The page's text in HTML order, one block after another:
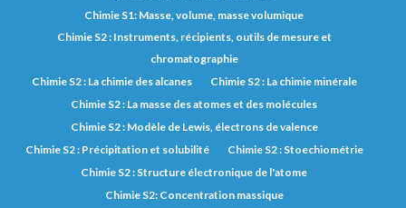
Chimie S1: Masse, volume, masse volumique
Chimie S2 : Instruments, récipients, outils de mesure et
chromatographie
Chimie S2 : La chimie des alcanes
Chimie S2 : La chimie minérale
Chimie S2 : La masse des atomes et des molécules
Chimie S2 : Modèle de Lewis, électrons de valence
Chimie S2 : Précipitation et solubilité
Chimie S2 : Stoechiométrie
Chimie S2 : Structure électronique de l'atome
Chimie S2: Concentration massique